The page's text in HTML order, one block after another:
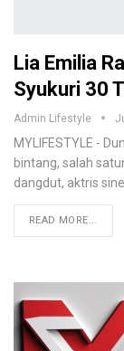
Lia Emilia
Syukuri 30
Admin Lifestyle
MYLIFESTYLE -
bintang, salah
dangdut, aktris
READ MORE...